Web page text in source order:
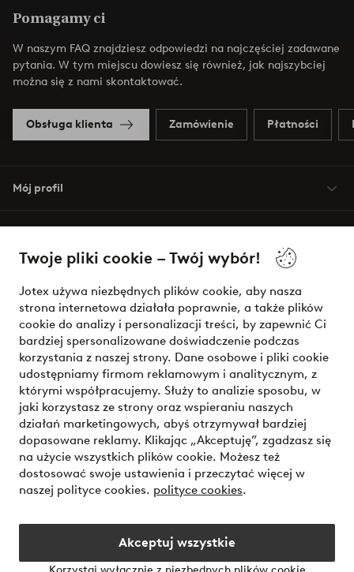
Twoje pliki cookie – Twój wybór!
Jotex używa niezbędnych plików cookie, aby nasza
strona internetowa działała poprawnie, a także plików
cookie do analizy i personalizacji treści, by zapewnić Ci
bardziej spersonalizowane doświadczenie podczas
korzystania z naszej strony. Dane osobowe i pliki cookie
udostępniamy firmom reklamowym i analitycznym, z
którymi współpracujemy. Służy to analizie sposobu, w
jaki korzystasz ze strony oraz wspieraniu naszych
działań marketingowych, abyś otrzymywał bardziej
dopasowane reklamy. Klikając „Akceptuję”, zgadzasz się
na użycie wszystkich plików cookie. Możesz też
dostosować swoje ustawienia i przeczytać więcej w
naszej polityce cookies. polityce cookies.
Akceptuj wszystkie
Pomagamy ci
W naszym FAQ znajdziesz odpowiedzi na najczęściej zadawane
pytania. W tym miejscu dowiesz się również, jak najszybciej
można się z nami skontaktować.
Obsługa klienta Zamówienie Płatności
Mój profil
Warunki
Bezpieczne płatności - zapłać teraz lub podziel się
Chcesz dowiedzieć się więcej o naszych opcjach płatności